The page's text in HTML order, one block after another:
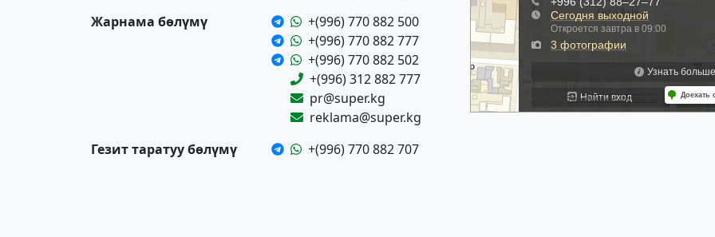
Жарнама бөлүмү
+(996) 770 882 500
+(996) 770 882 777
+(996) 770 882 502
+(996) 312 882 777
pr@super.kg
reklama@super.kg
Гезит таратуу бөлүмү
+(996) 770 882 707